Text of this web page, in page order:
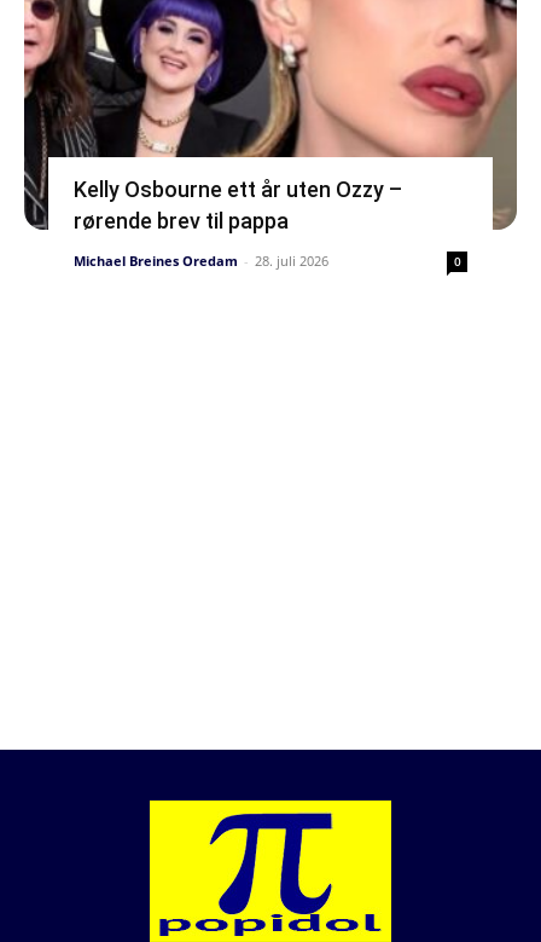
Kelly Osbourne ett år uten Ozzy –
rørende brev til pappa
Michael Breines Oredam - 28. juli 2026 0